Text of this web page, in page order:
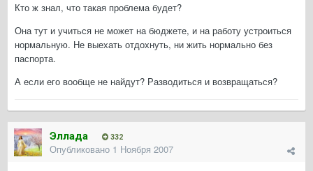
Кто ж знал, что такая проблема будет?
Она тут и учиться не может на бюджете, и на работу устроиться
нормальную. Не выехать отдохнуть, ни жить нормально без
паспорта.
А если его вообще не найдут? Разводиться и возвращаться?
Эллада 332
Опубликовано 1 Ноября 2007